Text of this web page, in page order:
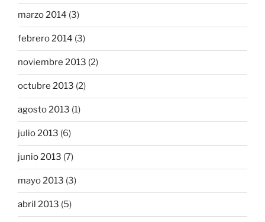
marzo 2014 (3)
febrero 2014 (3)
noviembre 2013 (2)
octubre 2013 (2)
agosto 2013 (1)
julio 2013 (6)
junio 2013 (7)
mayo 2013 (3)
abril 2013 (5)